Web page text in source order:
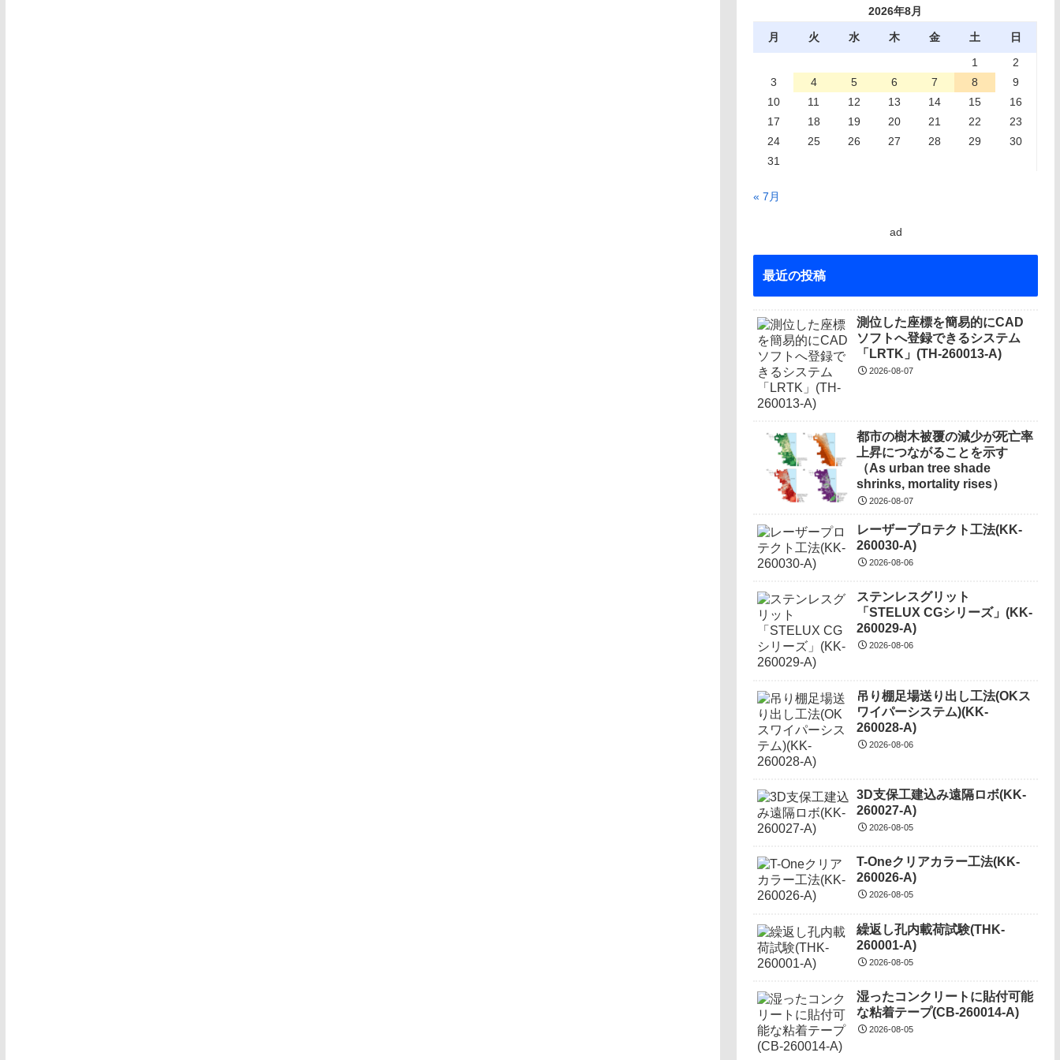
2026年8月
月 火 水 木 金 土
日
1
2
3
4 5 6 7 8
9
10
11 12 13 14 15
16
17
18 19 20 21 22
23
24
25 26 27 28 29
30
31
« 7月
ad
最近の投稿
測位した座標を簡易的にCAD
ソフトへ登録できるシステム
「LRTK」(TH-260013-A)
2026-08-07
都市の樹木被覆の減少が死亡率
上昇につながることを示す
（As urban tree shade
shrinks, mortality rises）
2026-08-07
レーザープロテクト⼯法(KK-
260030-A)
2026-08-06
ステンレスグリット
「STELUX CGシリーズ」(KK-
260029-A)
2026-08-06
吊り棚足場送り出し工法(OKス
ワイパーシステム)(KK-
260028-A)
2026-08-06
3D支保工建込み遠隔ロボ(KK-
260027-A)
2026-08-05
T-Oneクリアカラー工法(KK-
260026-A)
2026-08-05
繰返し孔内載荷試験(THK-
260001-A)
2026-08-05
湿ったコンクリートに貼付可能
な粘着テープ(CB-260014-A)
2026-08-05